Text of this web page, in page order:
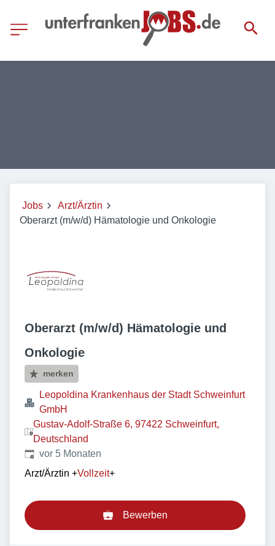
Jobs
Arzt/Ärztin
Oberarzt (m/w/d) Hämatologie und Onkologie
Oberarzt (m/w/d) Hämatologie und
Onkologie
merken
Leopoldina Krankenhaus der Stadt Schweinfurt
GmbH
Gustav-Adolf-Straße 6, 97422 Schweinfurt,
Deutschland
Veröffentlicht:
vor 5 Monaten
Arzt/Ärztin +Vollzeit+
Bewerben